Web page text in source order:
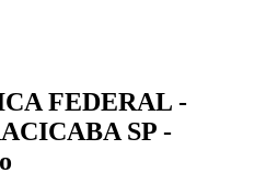
FEDERAL -
SP -